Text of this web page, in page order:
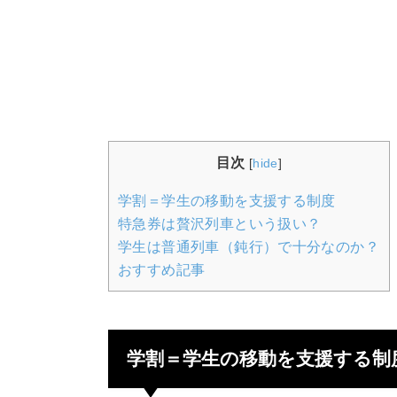
目次 [hide]
学割＝学生の移動を支援する制度
特急券は贅沢列車という扱い？
学生は普通列車（鈍行）で十分なのか？
おすすめ記事
学割＝学生の移動を支援する制